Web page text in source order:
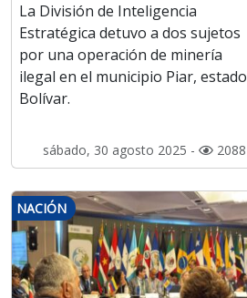
La División de Inteligencia
Estratégica detuvo a dos sujetos
por una operación de minería
ilegal en el municipio Piar, estado
Bolívar.
sábado, 30 agosto 2025 - 2088
NACIÓN